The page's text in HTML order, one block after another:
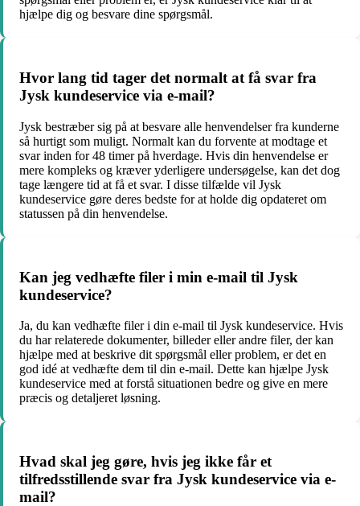
hjælpe dig og besvare dine spørgsmål.
Hvor lang tid tager det normalt at få svar fra
Jysk kundeservice via e-mail?
Jysk bestræber sig på at besvare alle henvendelser fra kunderne
så hurtigt som muligt. Normalt kan du forvente at modtage et
svar inden for 48 timer på hverdage. Hvis din henvendelse er
mere kompleks og kræver yderligere undersøgelse, kan det dog
tage længere tid at få et svar. I disse tilfælde vil Jysk
kundeservice gøre deres bedste for at holde dig opdateret om
statussen på din henvendelse.
Kan jeg vedhæfte filer i min e-mail til Jysk
kundeservice?
Ja, du kan vedhæfte filer i din e-mail til Jysk kundeservice. Hvis
du har relaterede dokumenter, billeder eller andre filer, der kan
hjælpe med at beskrive dit spørgsmål eller problem, er det en
god idé at vedhæfte dem til din e-mail. Dette kan hjælpe Jysk
kundeservice med at forstå situationen bedre og give en mere
præcis og detaljeret løsning.
Hvad skal jeg gøre, hvis jeg ikke får et
tilfredsstillende svar fra Jysk kundeservice via e-
mail?